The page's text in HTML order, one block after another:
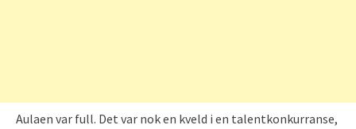
Aulaen var full. Det var nok en kveld i en talentkonkurranse,